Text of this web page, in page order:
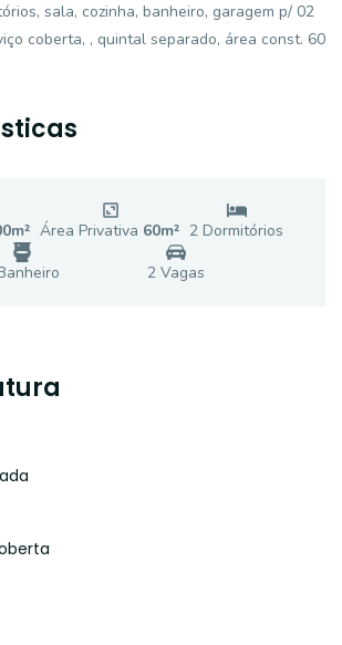
sala, cozinha, banheiro, garagem p/ 02
coberta, , quintal separado, área const. 60
m² Área Privativa 60m² 2 Dormitórios
2 Vagas